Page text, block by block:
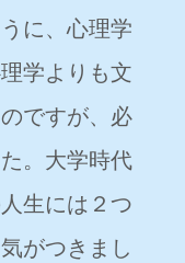
に、心理学
学よりも文
ですが、必
。大学時代
生には２つ
がつきまし